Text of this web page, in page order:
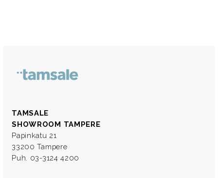
TAMSALE
SHOWROOM TAMPERE
Papinkatu 21
33200 Tampere
Puh. 03-3124 4200